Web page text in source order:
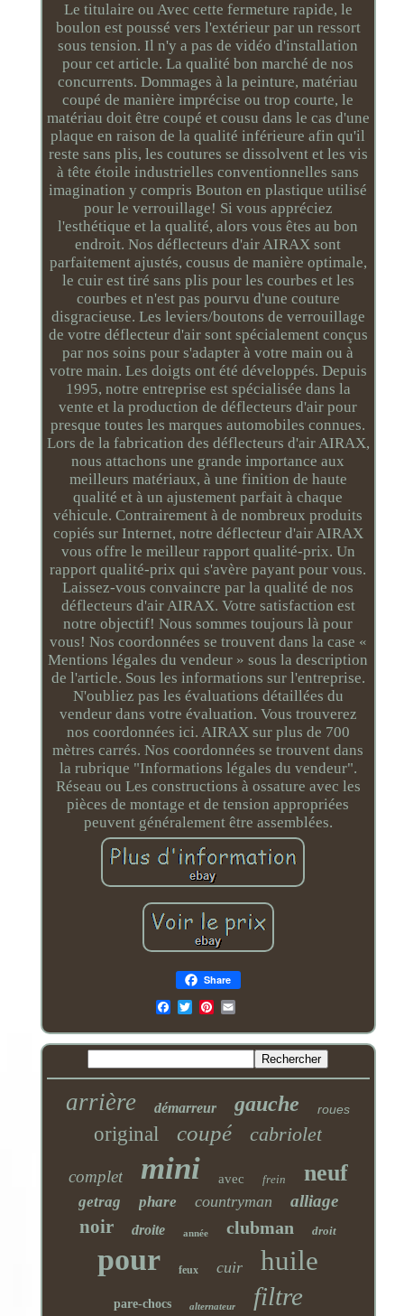
Le titulaire ou Avec cette fermeture rapide, le
boulon est poussé vers l'extérieur par un ressort
sous tension. Il n'y a pas de vidéo d'installation
pour cet article. La qualité bon marché de nos
concurrents. Dommages à la peinture, matériau
coupé de manière imprécise ou trop courte, le
matériau doit être coupé et cousu dans le cas d'une
plaque en raison de la qualité inférieure afin qu'il
reste sans plis, les coutures se dissolvent et les vis
à tête étoile industrielles conventionnelles sans
imagination y compris Bouton en plastique utilisé
pour le verrouillage! Si vous appréciez
l'esthétique et la qualité, alors vous êtes au bon
endroit. Nos déflecteurs d'air AIRAX sont
parfaitement ajustés, cousus de manière optimale,
le cuir est tiré sans plis pour les courbes et les
courbes et n'est pas pourvu d'une couture
disgracieuse. Les leviers/boutons de verrouillage
de votre déflecteur d'air sont spécialement conçus
par nos soins pour s'adapter à votre main ou à
votre main. Les doigts ont été développés. Depuis
1995, notre entreprise est spécialisée dans la
vente et la production de déflecteurs d'air pour
presque toutes les marques automobiles connues.
Lors de la fabrication des déflecteurs d'air AIRAX,
nous attachons une grande importance aux
meilleurs matériaux, à une finition de haute
qualité et à un ajustement parfait à chaque
véhicule. Contrairement à de nombreux produits
copiés sur Internet, notre déflecteur d'air AIRAX
vous offre le meilleur rapport qualité-prix. Un
rapport qualité-prix qui s'avère payant pour vous.
Laissez-vous convaincre par la qualité de nos
déflecteurs d'air AIRAX. Votre satisfaction est
notre objectif! Nous sommes toujours là pour
vous! Nos coordonnées se trouvent dans la case «
Mentions légales du vendeur » sous la description
de l'article. Sous les informations sur l'entreprise.
N'oubliez pas les évaluations détaillées du
vendeur dans votre évaluation. Vous trouverez
nos coordonnées ici. AIRAX sur plus de 700
mètres carrés. Nos coordonnées se trouvent dans
la rubrique "Informations légales du vendeur".
Réseau ou Les constructions à ossature avec les
pièces de montage et de tension appropriées
peuvent généralement être assemblées.
Share
Email
arrière démarreur gauche roues
original coupé cabriolet
complet mini avec frein neuf
getrag phare countryman alliage
noir droite année clubman droit
pour feux cuir huile
pare-chocs alternateur filtre